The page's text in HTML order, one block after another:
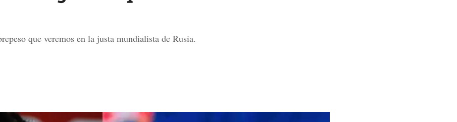
que veremos en la justa mundialista de Rusia.